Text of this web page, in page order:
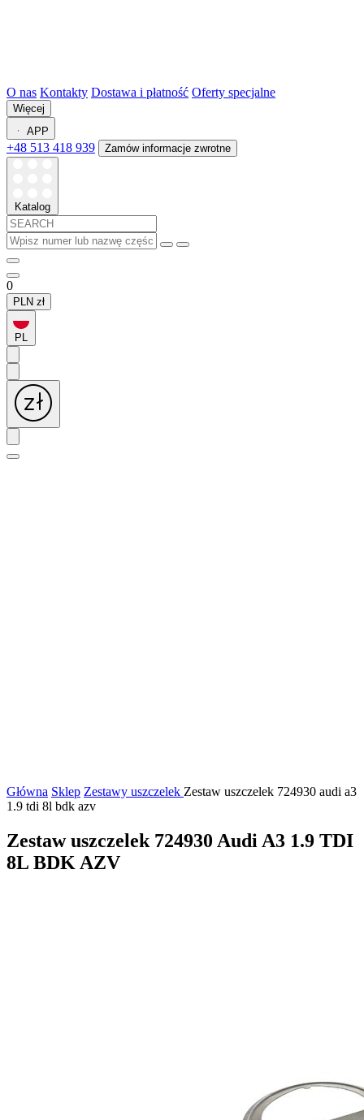
O nas Kontakty Dostawa i płatność Oferty specjalne
Więcej
APP
+48 513 418 939 Zamów informacje zwrotne
Katalog
0
PLN zł
PL
Główna Sklep Zestawy uszczelek Zestaw uszczelek 724930 audi a3
1.9 tdi 8l bdk azv
Zestaw uszczelek 724930 Audi A3 1.9 TDI
8L BDK AZV